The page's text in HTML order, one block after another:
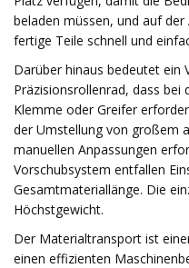
beladen müssen, und auf
fertige Teile schnell und
Darüber hinaus bedeutet ein
Präzisionsrollenrad, dass bei
Klemme oder Greifer
der Umstellung von großem
manuellen Anpassungen
Vorschubsystem entfallen
Gesamtmateriallänge. Die
Höchstgewicht.
Der Materialtransport ist
einen effizienten